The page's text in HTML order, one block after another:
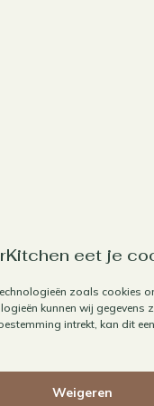
eet je
zoals
kunnen wij
intrekt, kan dit
Weigeren